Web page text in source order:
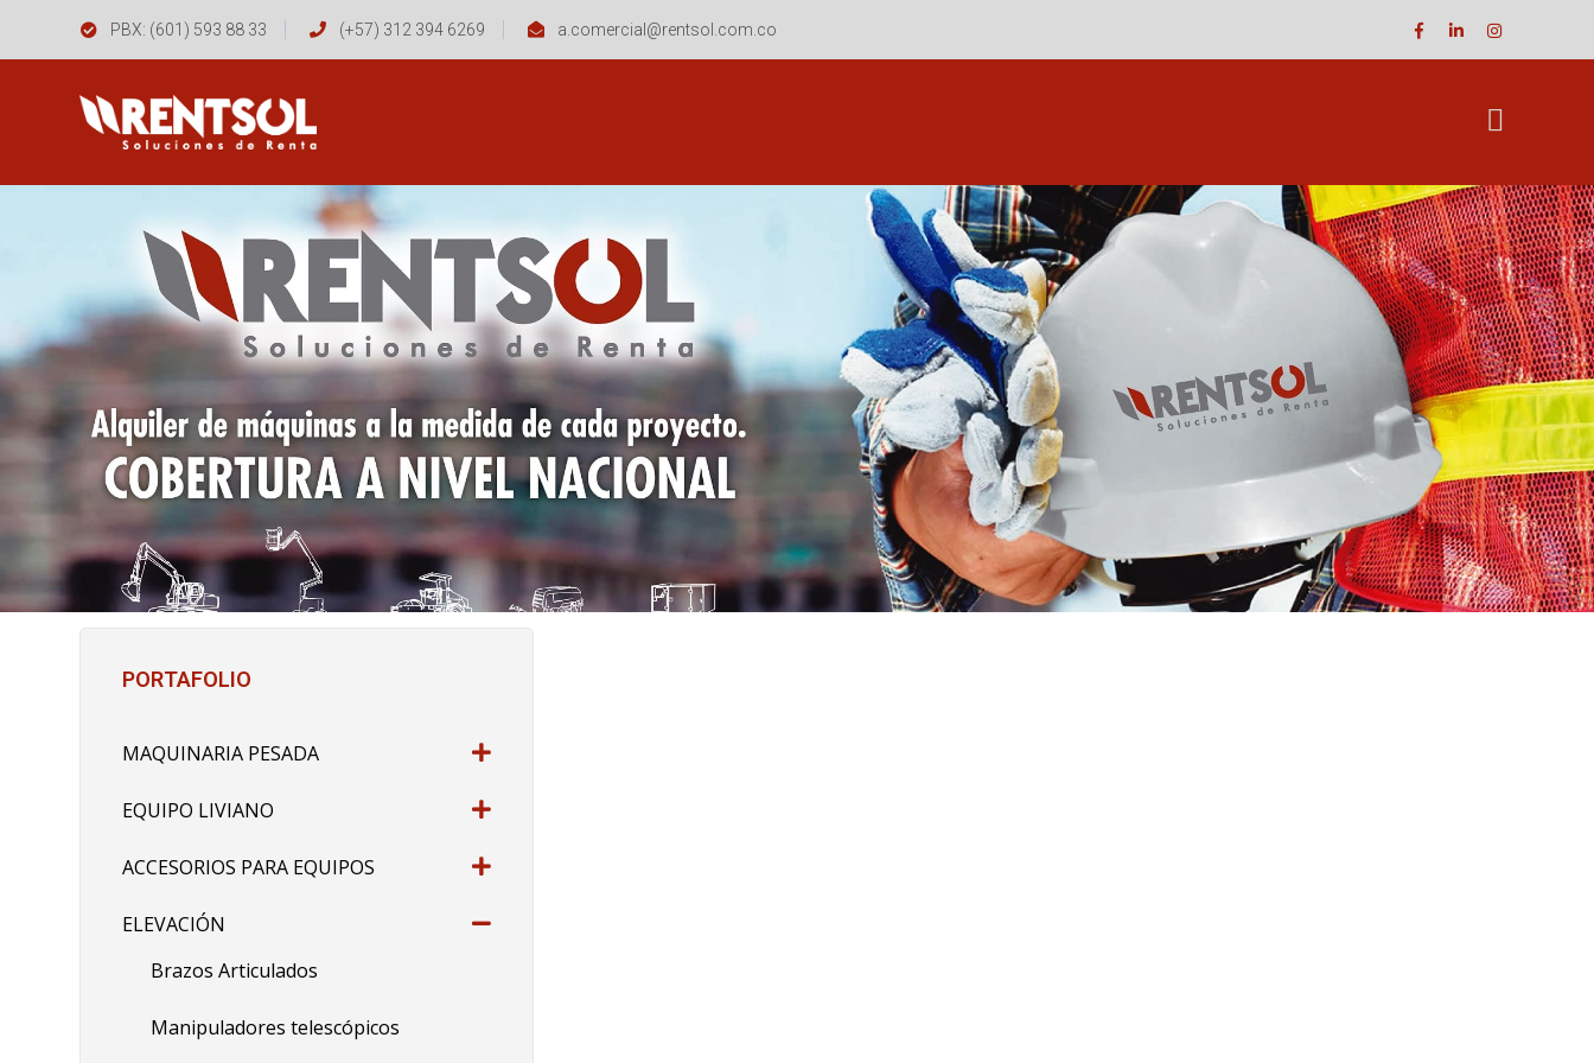
PBX: (601) 593 88 33 (+57) 312 394 6269 a.comercial@rentsol.com.co
Facebook
Profile
LinkedIn
Profile
Instagram
Profile
PORTAFOLIO
MAQUINARIA PESADA
EQUIPO LIVIANO
ACCESORIOS PARA EQUIPOS
ELEVACIÓN
Brazos Articulados
Manipuladores telescópicos